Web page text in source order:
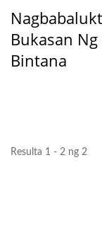
Bukasan Ng
Bintana
Resulta 1 - 2 ng 2